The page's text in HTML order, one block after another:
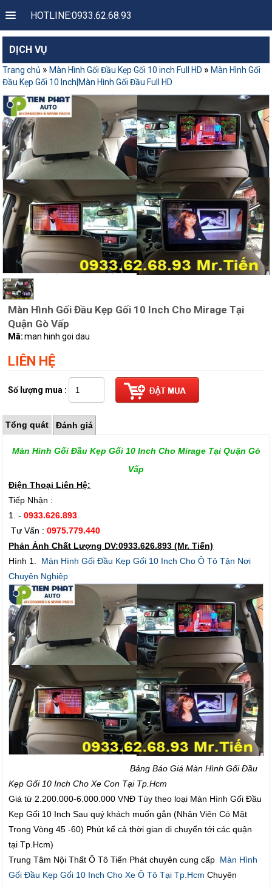
HOTLINE:0933.62.68.93
DỊCH VỤ
Trang chủ » Màn Hình Gối Đầu Kẹp Gối 10 inch Full HD » Màn Hình Gối
Đầu Kẹp Gối 10 Inch|Màn Hình Gối Đầu Full HD
Màn Hình Gối Đầu Kẹp Gối 10 Inch Cho Mirage Tại
Quận Gò Vấp
Mã: man hinh goi dau
LIÊN HỆ
Số lượng mua :
Tổng quát Đánh giá
Màn Hình Gối Đầu Kẹp Gối 10 Inch Cho Mirage Tại Quận Gò
Vấp
Điện Thoại Liên Hệ:
Tiếp Nhận :
1. -0933.626.893
Tư Vấn :0975.779.440
Phản Ảnh Chất Lượng DV:0933.626.893 (Mr. Tiến)
Hình 1. Màn Hình Gối Đầu Kẹp Gối 10 Inch Cho Ô Tô Tận Nơi
Chuyên Nghiệp
Bảng Báo Giá Màn Hình Gối Đầu
Kẹp Gối 10 Inch Cho Xe Con Tại Tp.Hcm
Giá từ 2.200.000-6.000.000 VNĐ Tùy theo loại Màn Hình Gối Đầu
Kẹp Gối 10 Inch Sau quý khách muốn gắn (Nhân Viên Có Mặt
Trong Vòng 45 -60) Phút kể cả thời gian di chuyển tới các quận
tại Tp.Hcm)
Trung Tâm Nội Thất Ô Tô Tiến Phát chuyên cung cấp Màn Hình
Gối Đầu Kẹp Gối 10 Inch Cho Xe Ô Tô Tại Tp.Hcm Chuyên